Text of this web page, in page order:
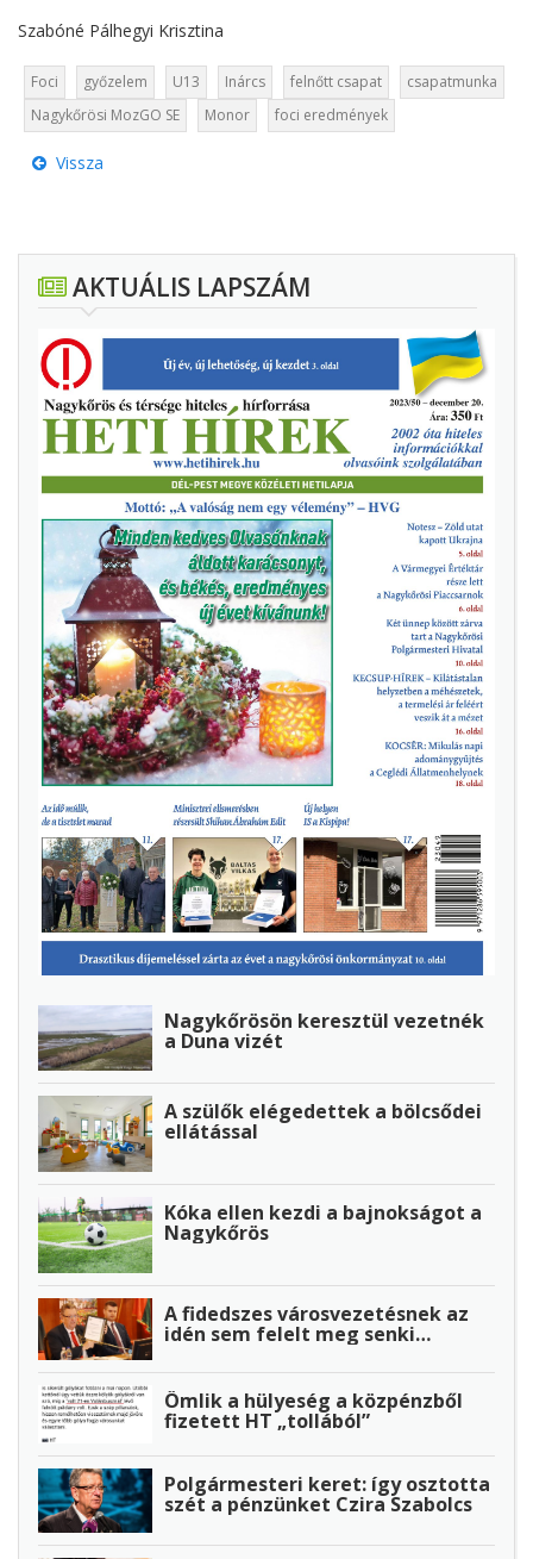
Szabóné Pálhegyi Krisztina
Foci győzelem U13 Inárcs felnőtt csapat
csapatmunka
Nagykőrösi MozGO SE
Monor foci eredmények
Vissza
AKTUÁLIS LAPSZÁM
Nagykőrösön keresztül vezetnék
a Duna vizét
A szülők elégedettek a bölcsődei
ellátással
Kóka ellen kezdi a bajnokságot a
Nagykőrös
A fidedszes városvezetésnek az
idén sem felelt meg senki…
Ömlik a hülyeség a közpénzből
fizetett HT „tollából”
Polgármesteri keret: így osztotta
szét a pénzünket Czira Szabolcs